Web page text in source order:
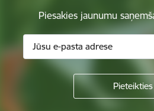
Piesakies jaunumu